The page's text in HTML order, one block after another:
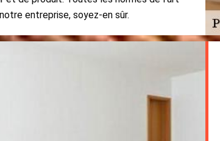
entreprise, soyez-en sûr.